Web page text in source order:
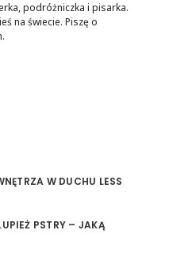
podróżniczka i pisarka.
na świecie. Piszę o
W DUCHU LESS
PSTRY – JAKĄ